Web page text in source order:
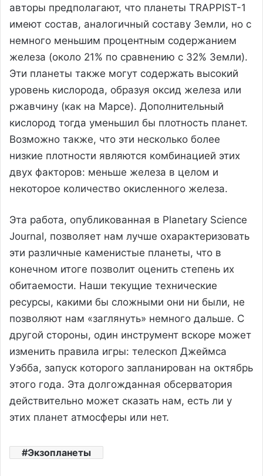
авторы предполагают, что планеты TRAPPIST-1
имеют состав, аналогичный составу Земли, но с
немного меньшим процентным содержанием
железа (около 21% по сравнению с 32% Земли).
Эти планеты также могут содержать высокий
уровень кислорода, образуя оксид железа или
ржавчину (как на Марсе). Дополнительный
кислород тогда уменьшил бы плотность планет.
Возможно также, что эти несколько более
низкие плотности являются комбинацией этих
двух факторов: меньше железа в целом и
некоторое количество окисленного железа.
Эта работа, опубликованная в Planetary Science
Journal, позволяет нам лучше охарактеризовать
эти различные каменистые планеты, что в
конечном итоге позволит оценить степень их
обитаемости. Наши текущие технические
ресурсы, какими бы сложными они ни были, не
позволяют нам «заглянуть» немного дальше. С
другой стороны, один инструмент вскоре может
изменить правила игры: телескоп Джеймса
Уэбба, запуск которого запланирован на октябрь
этого года. Эта долгожданная обсерватория
действительно может сказать нам, есть ли у
этих планет атмосферы или нет.
Экзопланеты